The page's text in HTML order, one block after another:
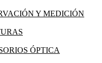
Y MEDICIÓN
ÓPTICA